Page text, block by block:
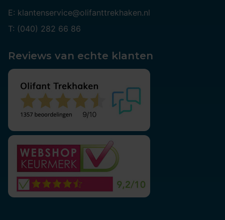
E: klantenservice@olifanttrekhaken.nl
T: (040) 282 66 86
Reviews van echte klanten